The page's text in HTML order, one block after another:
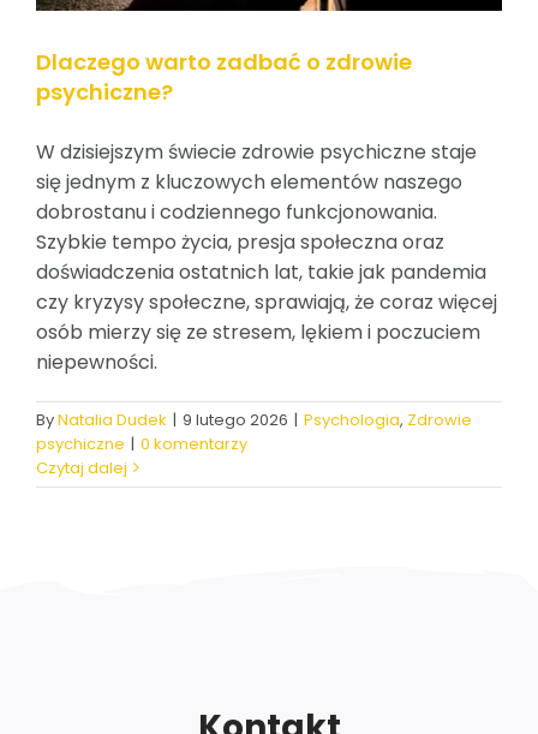
Dlaczego warto zadbać o zdrowie
psychiczne?
W dzisiejszym świecie zdrowie psychiczne staje
się jednym z kluczowych elementów naszego
dobrostanu i codziennego funkcjonowania.
Szybkie tempo życia, presja społeczna oraz
doświadczenia ostatnich lat, takie jak pandemia
czy kryzysy społeczne, sprawiają, że coraz więcej
osób mierzy się ze stresem, lękiem i poczuciem
niepewności.
ByNatalia Dudek | 9 lutego 2026 | Psychologia, Zdrowie
psychiczne | 0 komentarzy
Czytaj dalej